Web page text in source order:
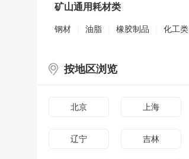
矿山通用耗材类
钢材 油脂 橡胶制品 化工类
按地区浏览
北京 上海
辽宁 吉林